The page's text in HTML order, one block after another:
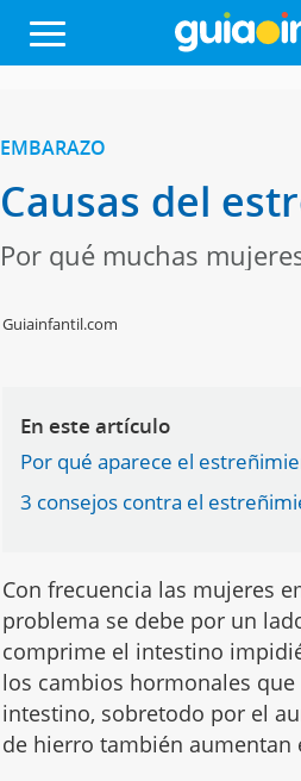
EMBARAZO
Causas del
Por qué muchas
Guiainfantil.com
En este artículo
Por qué aparece el
3 consejos contra el
Con frecuencia las mujeres
problema se debe por un
comprime el intestino
los cambios hormonales
intestino, sobretodo por el
de hierro también